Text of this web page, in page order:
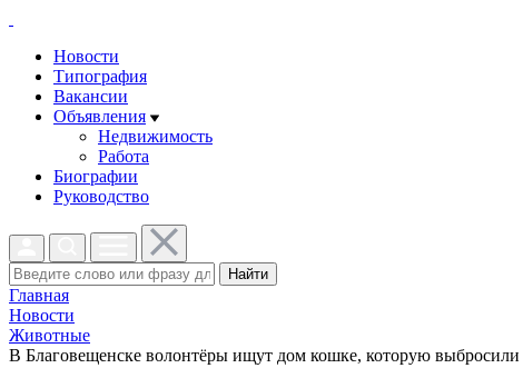
Новости
Типография
Вакансии
Объявления
Недвижимость
Работа
Биографии
Руководство
Найти
Главная
Новости
Животные
В Благовещенске волонтёры ищут дом кошке, которую